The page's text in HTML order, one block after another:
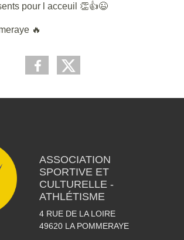
pour l acceuil 👏👍😉
🔥
ASSOCIATION
SPORTIVE ET
CULTURELLE -
ATHLÉTISME
4 RUE DE LA LOIRE
49620 LA POMMERAYE